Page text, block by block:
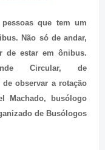
que tem um
Não só de andar,
de estar em ônibus.
Circular, de
de observar a rotação
Machado, busólogo
de Busólogos